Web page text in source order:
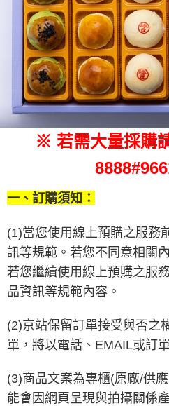
※ 若需大量採購
一、訂購須知：
(1)當您使用線上預購之服務
訊等規範。 若您不同意相關
若您繼續使用線上預購之服
品資訊等規範內容。
(2)京站保留訂單接受與否之
單，將以電話、EMAIL或訂
(3)商品文案為專櫃(原廠/供
能會因網頁呈現與拍攝關係